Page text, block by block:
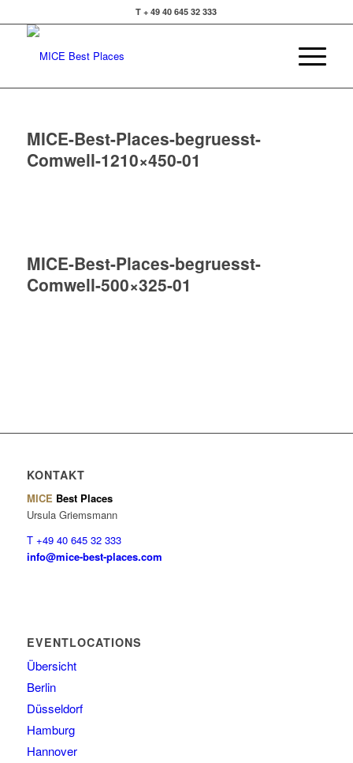
T + 49 40 645 32 333
MICE-Best-Places-begruesst-
Comwell-1210×450-01
MICE-Best-Places-begruesst-
Comwell-500×325-01
KONTAKT
MICE Best Places
Ursula Griemsmann
T +49 40 645 32 333
info@mice-best-places.com
EVENTLOCATIONS
Übersicht
Berlin
Düsseldorf
Hamburg
Hannover